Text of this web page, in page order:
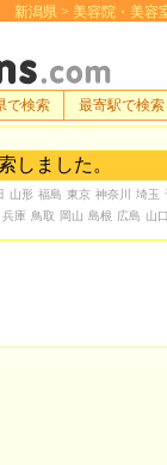
新潟県 > 美容院・美容
しました。
山形 福島 東京 神奈川 埼玉
兵庫 鳥取 岡山 島根 広島 山
で検索 最寄駅で検索